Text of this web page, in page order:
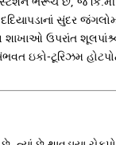
સુંદર
શાખાઓ ઉપરાંત
ઇકો-ટૂરિઝમ